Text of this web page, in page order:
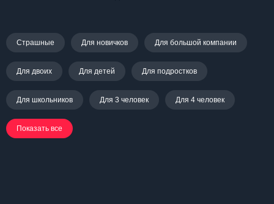
Страшные Для новичков Для большой компании
Для двоих Для детей Для подростков
Для школьников Для 3 человек Для 4 человек
Показать все